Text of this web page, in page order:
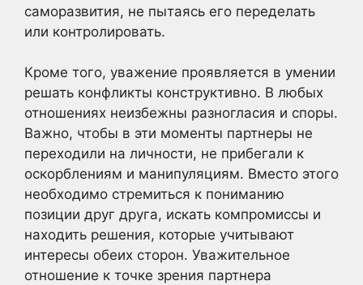
саморазвития, не пытаясь его переделать
или контролировать.
Кроме того, уважение проявляется в умении
решать конфликты конструктивно. В любых
отношениях неизбежны разногласия и споры.
Важно, чтобы в эти моменты партнеры не
переходили на личности, не прибегали к
оскорблениям и манипуляциям. Вместо этого
необходимо стремиться к пониманию
позиции друг друга, искать компромиссы и
находить решения, которые учитывают
интересы обеих сторон. Уважительное
отношение к точке зрения партнера